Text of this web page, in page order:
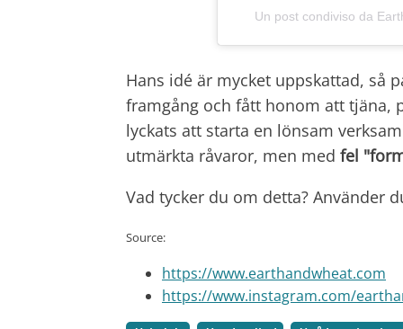
Un post condiviso da
Hans idé är mycket uppskattad, så
framgång och fått honom att tjäna,
lyckats att starta en lönsam
utmärkta råvaror, men med fel
Vad tycker du om detta? Använder
Source:
https://www.earthandwheat.com
https://www.instagram.com/